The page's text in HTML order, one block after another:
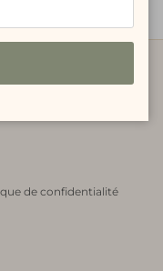
de confidentialité